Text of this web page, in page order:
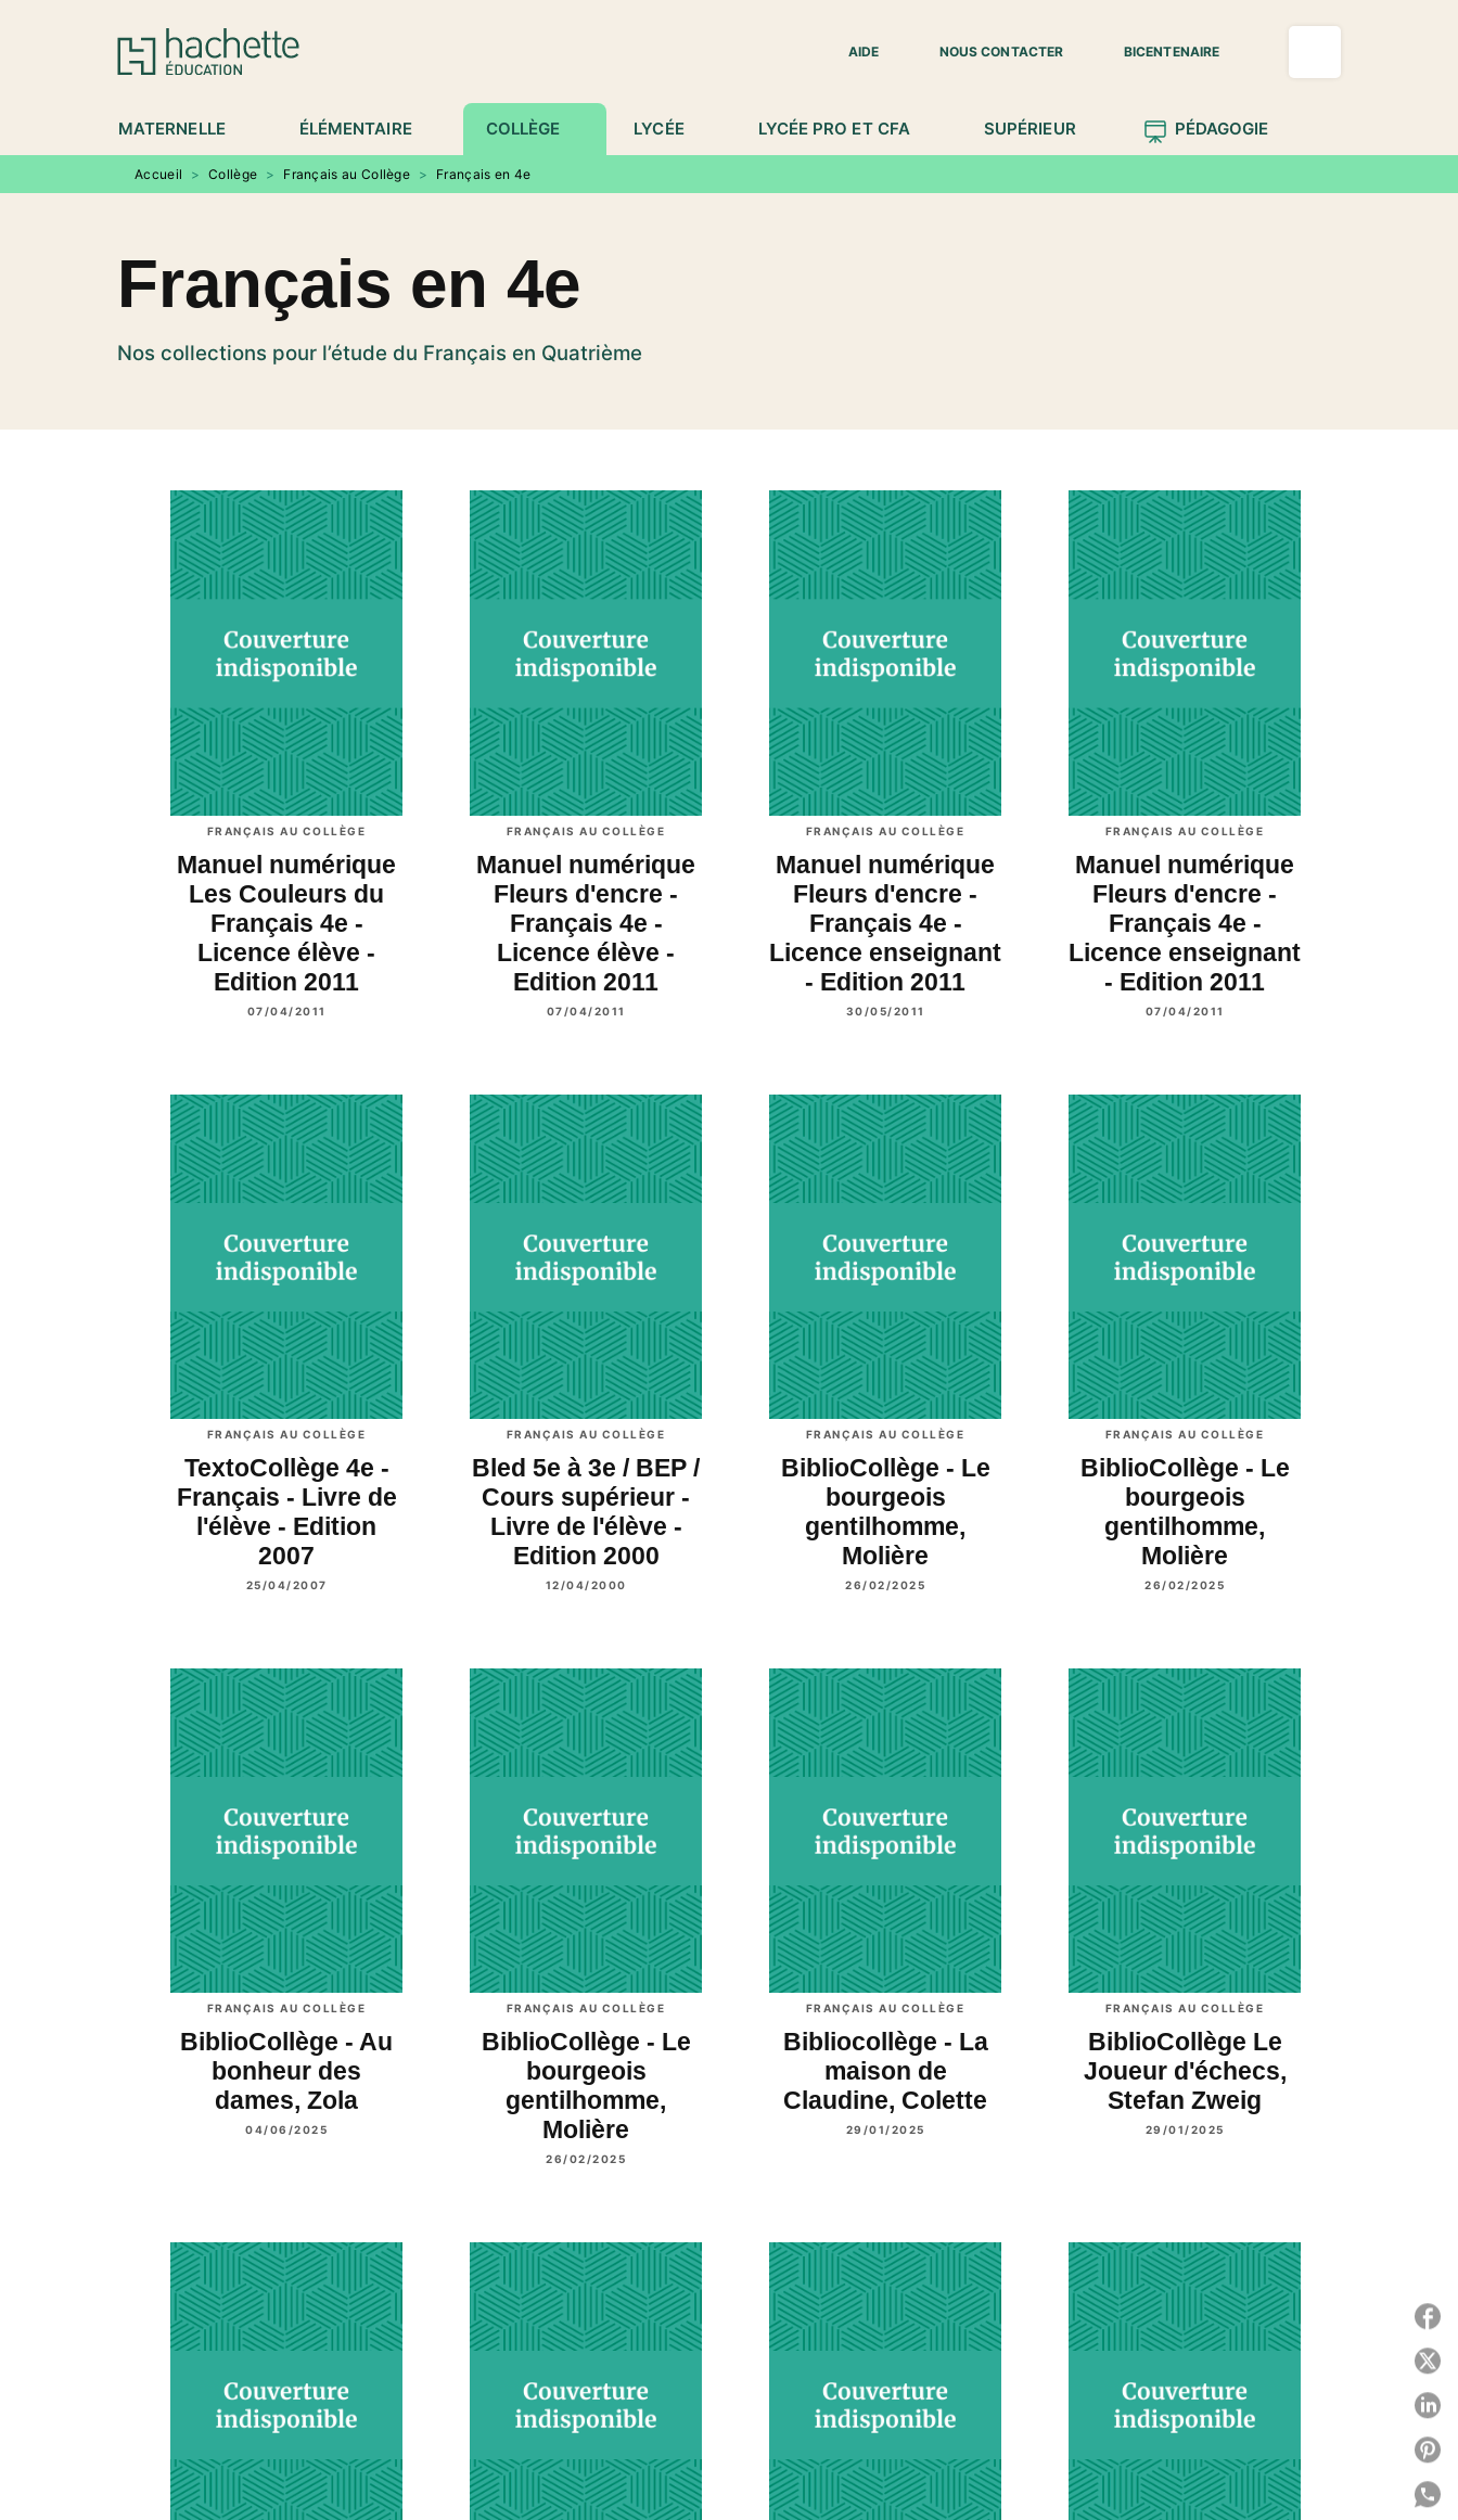
MENU RECHERCHE
AIDE
NOUS CONTACTER BICENTENAIRE
MATERNELLE ÉLÉMENTAIRE COLLÈGE LYCÉE LYCÉE PRO ET CFA SUPÉRIEUR PÉDAGOGIE
Accueil > Collège > Français au Collège > Français en 4e
Français en 4e
Nos collections pour l’étude du Français en Quatrième
FRANÇAIS AU COLLÈGE
Manuel numérique
Les Couleurs du
Français 4e -
Licence élève -
Edition 2011
07/04/2011
FRANÇAIS AU COLLÈGE
Manuel numérique
Fleurs d'encre -
Français 4e -
Licence élève -
Edition 2011
07/04/2011
FRANÇAIS AU COLLÈGE
Manuel numérique
Fleurs d'encre -
Français 4e -
Licence enseignant
- Edition 2011
30/05/2011
FRANÇAIS AU COLLÈGE
Manuel numérique
Fleurs d'encre -
Français 4e -
Licence enseignant
- Edition 2011
07/04/2011
FRANÇAIS AU COLLÈGE
TextoCollège 4e -
Français - Livre de
l'élève - Edition
2007
25/04/2007
FRANÇAIS AU COLLÈGE
Bled 5e à 3e / BEP /
Cours supérieur -
Livre de l'élève -
Edition 2000
12/04/2000
FRANÇAIS AU COLLÈGE
BiblioCollège - Le
bourgeois
gentilhomme,
Molière
26/02/2025
FRANÇAIS AU COLLÈGE
BiblioCollège - Le
bourgeois
gentilhomme,
Molière
26/02/2025
FRANÇAIS AU COLLÈGE
BiblioCollège - Au
bonheur des
dames, Zola
04/06/2025
FRANÇAIS AU COLLÈGE
BiblioCollège - Le
bourgeois
gentilhomme,
Molière
26/02/2025
FRANÇAIS AU COLLÈGE
Bibliocollège - La
maison de
Claudine, Colette
29/01/2025
FRANÇAIS AU COLLÈGE
BiblioCollège Le
Joueur d'échecs,
Stefan Zweig
29/01/2025